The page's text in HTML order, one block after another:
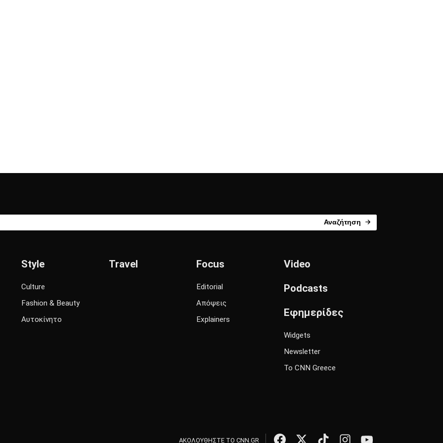
Αναζήτηση
Style
Culture
Fashion & Beauty
Αυτοκίνητο
Travel Focus
Editorial
Απόψεις
Explainers
Video
Podcasts
Εφημερίδες
Widgets
Newsletter
Το CNN Greece
ΑΚΟΛΟΥΘΗΣΤΕ ΤΟ CNN.GR